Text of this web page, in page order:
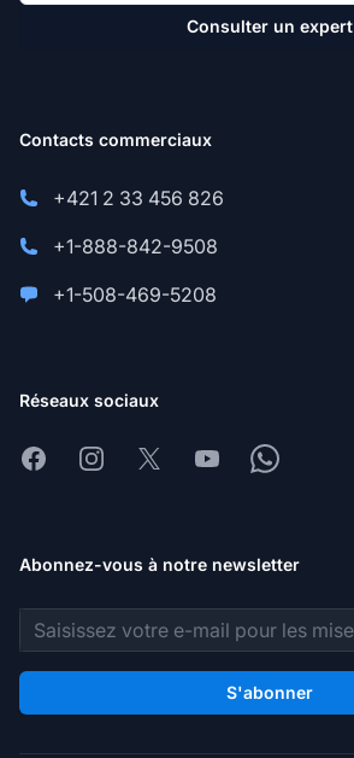
Consulter un expert
Contacts commerciaux
+421 2 33 456 826
+1-888-842-9508
+1-508-469-5208
Réseaux sociaux
FacebookInstagram
X YoutubeWhatsapp
Abonnez-vous à notre newsletter
Adresse e-mail
S'abonner